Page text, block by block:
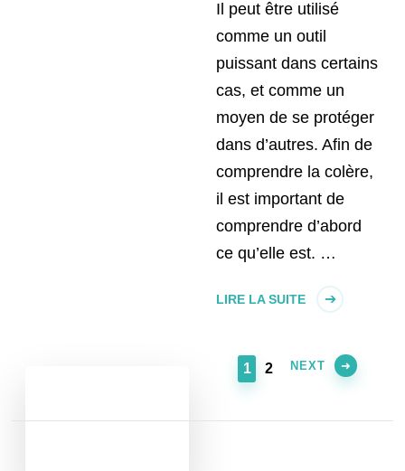
Il peut être utilisé
comme un outil
puissant dans certains
cas, et comme un
moyen de se protéger
dans d’autres. Afin de
comprendre la colère,
il est important de
comprendre d’abord
ce qu’elle est. …
LIRE LA SUITE
PAGE
1 PAGE
2 NEXT